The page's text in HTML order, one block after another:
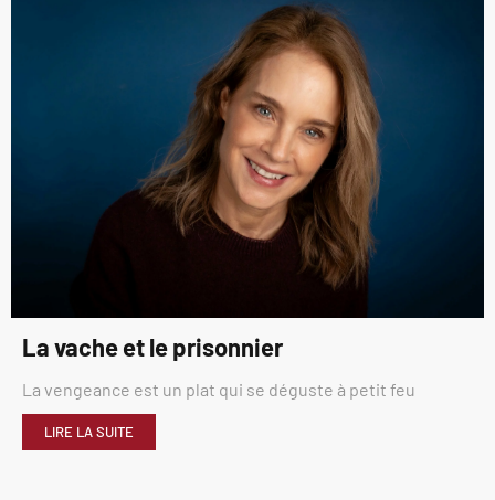
La vache et le prisonnier
La vengeance est un plat qui se déguste à petit feu
LIRE LA SUITE